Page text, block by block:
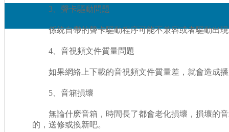
3、聲卡驅動問題
係統自帶的聲卡驅動程序可能不兼容或者驅動出現
4、音視頻文件質量問題
如果網絡上下載的音視頻文件質量差，就會造成播
5、音箱損壞
無論什麽音箱，時間長了都會老化損壞，損壞的音
的，送修或換新吧。